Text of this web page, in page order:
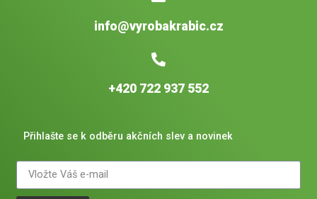
info@vyrobakrabic.cz
+420 722 937 552
Přihlašte se k odběru akčních slev a novinek